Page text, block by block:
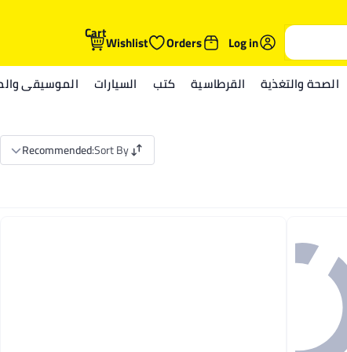
Log in
Orders
Wishlist
Cart
الصحة والتغذية القرطاسية كتب السيارات الموسيقى
Sort By
:
Recommended